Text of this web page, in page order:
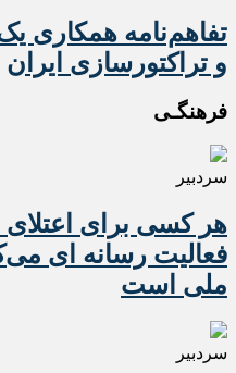
تفاهم‌نامه همکاری
و تراکتورسازی ایران
فرهنگـی
سردبیر
هر کسی برای اعتلای
فعالیت رسانه ای
ملی است
سردبیر